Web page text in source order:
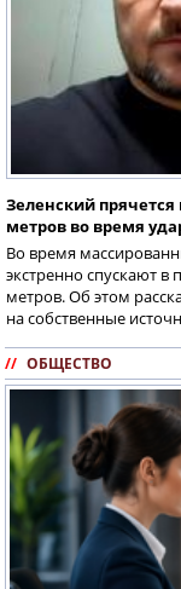
Зеленский прячется
метров во время
Во время
экстренно спускают в
метров. Об этом
на собственные
// ОБЩЕСТВО